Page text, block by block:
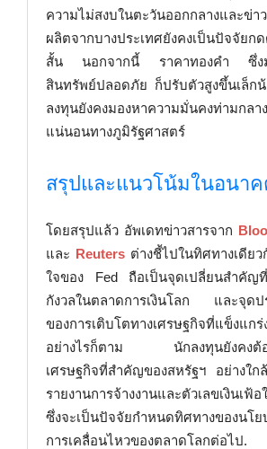
ความไม่สงบในตะวันออกกลางและข่า
ผลิตจากบางประเทศยังคงเป็นปัจจัยก
สั้น นอกจากนี้ ราคาทองคำ ซึ่งมั
สินทรัพย์ปลอดภัย ก็ปรับตัวสูงขึ้นเล็กน้
ลงทุนยังคงมองหาความมั่นคงท่ามกลา
แน่นอนทางภูมิรัฐศาสตร์
สรุปและแนวโน้มในอนาค
โดยสรุปแล้ว อัพเดทข่าวสารจาก
และ Reuters ต่างชี้ไปในทิศทางเดีย
ใจของ Fed ถือเป็นจุดเปลี่ยนสำคัญ
กังวลในตลาดการเงินโลก และจุดป
ของการเติบโตทางเศรษฐกิจที่แข็งแ
อย่างไรก็ตาม นักลงทุนยังคงต้อ
เศรษฐกิจที่สำคัญของสหรัฐฯ อย่างใก
รายงานการจ้างงานและตัวเลขเงินเฟ้
ซึ่งจะเป็นปัจจัยกำหนดทิศทางของนโย
การเคลื่อนไหวของตลาดโลกต่อไป.